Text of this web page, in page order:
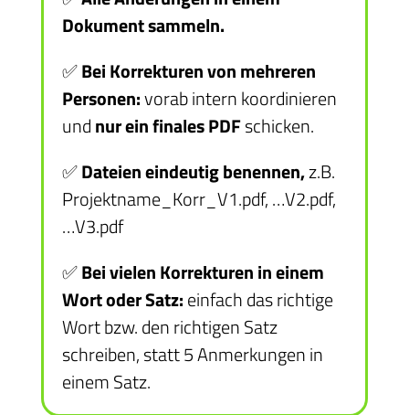
Dokument sammeln.
✅Bei Korrekturen von mehreren
Personen:vorab intern koordinieren
undnur ein finales PDFschicken.
✅Dateien eindeutig benennen,z.B.
Projektname_Korr_V1.pdf, …V2.pdf,
…V3.pdf
✅Bei vielen Korrekturen in einem
Wort oder Satz:einfach das richtige
Wort bzw. den richtigen Satz
schreiben, statt 5 Anmerkungen in
einem Satz.